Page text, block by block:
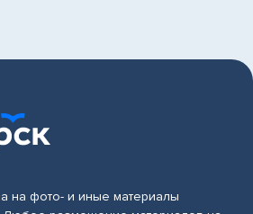
на фото- и иные материалы